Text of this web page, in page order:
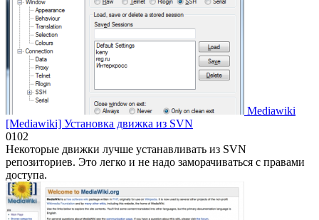
Mediawiki
[Mediawiki] Установка движка из SVN
0102
Некоторые движки лучше устанавливать из SVN
репозиториев. Это легко и не надо заморачиваться с правами
доступа.